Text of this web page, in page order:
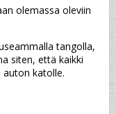
olemassa oleviin
tangolla,
siten, että kaikki
auton katolle.